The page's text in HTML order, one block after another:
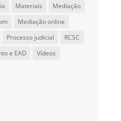
Materiais
Mediação
Mediação online
Processo judicial
RCSC
e EAD Vídeos